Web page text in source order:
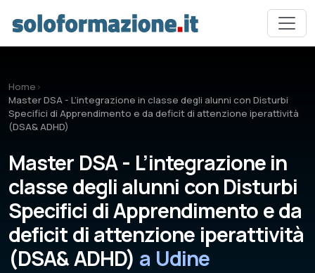
Home ›
Master DSA - L’integrazione in classe degli alunni con Disturbi
Specifici di Apprendimento e da deficit di attenzione iperattività
(DSA& ADHD)
Master DSA - L’integrazione in
classe degli alunni con Disturbi
Specifici di Apprendimento e da
deficit di attenzione iperattività
(DSA& ADHD) a Udine